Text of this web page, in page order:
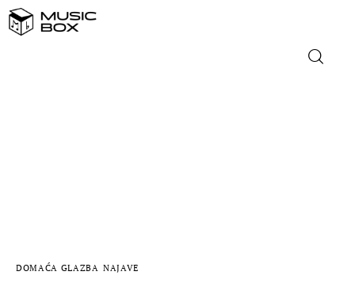
MUSIC BOX
DOMAĆA GLAZBA NAJAVE